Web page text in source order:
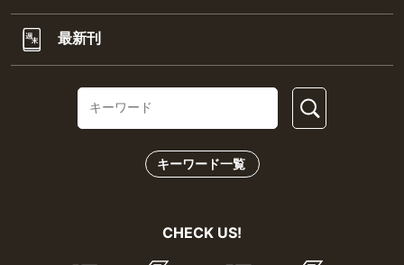
最新刊
キーワード一覧
CHECK US!